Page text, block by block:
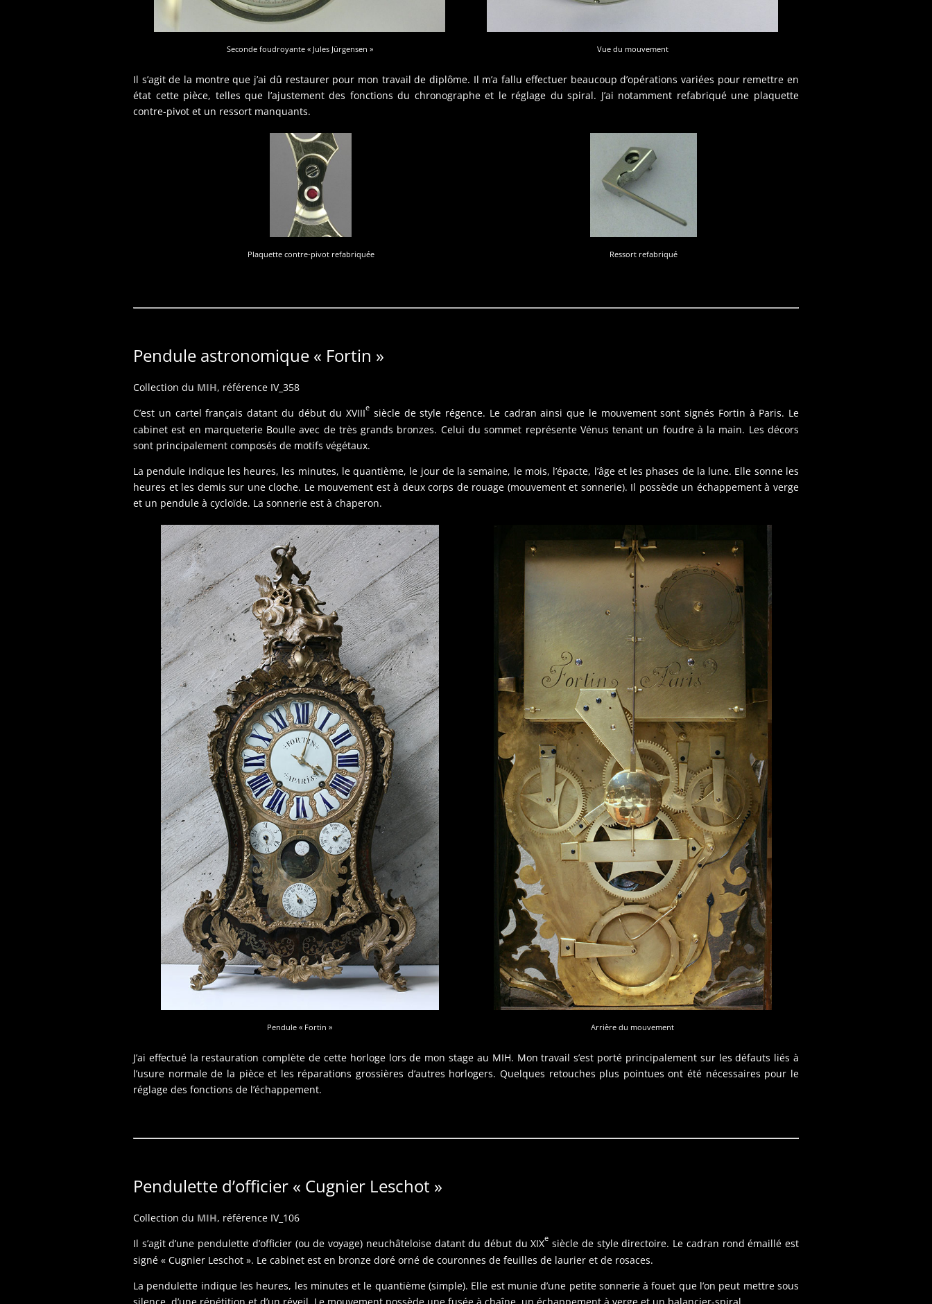
Seconde foudroyante « Jules Jürgensen » Vue du mouvement
Il s’agit de la montre que j’ai dû restaurer pour mon travail de diplôme. Il m’a fallu effectuer beaucoup d’opérations variées pour remettre en
état cette pièce, telles que l’ajustement des fonctions du chronographe et le réglage du spiral. J’ai notamment refabriqué une plaquette
contre-pivot et un ressort manquants.
Plaquette contre-pivot refabriquée Ressort refabriqué
Pendule astronomique « Fortin »
Collection du MIH, référence IV_358
C’est un cartel français datant du début du XVIIIe siècle de style régence. Le cadran ainsi que le mouvement sont signés Fortin à Paris. Le
cabinet est en marqueterie Boulle avec de très grands bronzes. Celui du sommet représente Vénus tenant un foudre à la main. Les décors
sont principalement composés de motifs végétaux.
La pendule indique les heures, les minutes, le quantième, le jour de la semaine, le mois, l’épacte, l’âge et les phases de la lune. Elle sonne les
heures et les demis sur une cloche. Le mouvement est à deux corps de rouage (mouvement et sonnerie). Il possède un échappement à verge
et un pendule à cycloïde. La sonnerie est à chaperon.
Pendule « Fortin » Arrière du mouvement
J’ai effectué la restauration complète de cette horloge lors de mon stage au MIH. Mon travail s’est porté principalement sur les défauts liés à
l’usure normale de la pièce et les réparations grossières d’autres horlogers. Quelques retouches plus pointues ont été nécessaires pour le
réglage des fonctions de l’échappement.
Pendulette d’officier « Cugnier Leschot »
Collection du MIH, référence IV_106
Il s’agit d’une pendulette d’officier (ou de voyage) neuchâteloise datant du début du XIXe siècle de style directoire. Le cadran rond émaillé est
signé « Cugnier Leschot ». Le cabinet est en bronze doré orné de couronnes de feuilles de laurier et de rosaces.
La pendulette indique les heures, les minutes et le quantième (simple). Elle est munie d’une petite sonnerie à fouet que l’on peut mettre sous